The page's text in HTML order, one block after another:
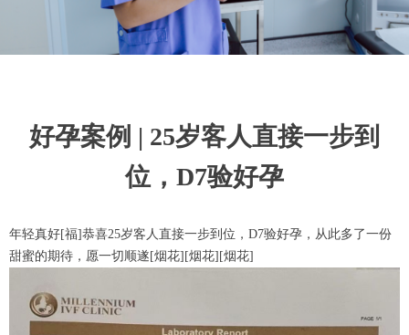
好孕案例 | 25岁客人直接一步到
位，D7验好孕
年轻真好[福]恭喜25岁客人直接一步到位，D7验好孕，从此多了一份
甜蜜的期待，愿一切顺遂[烟花][烟花][烟花]